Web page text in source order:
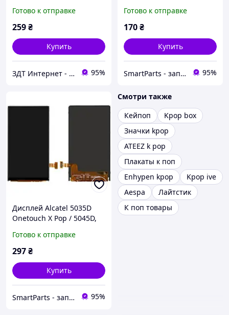
Готово к отправке
259₴
Купить
ЗДТ Интернет - магазин Запчастей и аксессуаров Для Телефонов 95%
/Vodafone Smart mini
(Vodafone 875), 25 pin
Готово к отправке
170₴
Купить
SmartParts - запчасти для мобильных телефонов и планшетов 95%
Дисплей Alcatel 5035D
Onetouch X Pop / 5045D,
Готово к отправке
297₴
Купить
SmartParts - запчасти для мобильных телефонов и планшетов 95%
Смотри также
Кейпоп
Kpop box
Значки kpop
ATEEZ k pop
Плакаты к поп
Enhypen kpop
Kpop ive
Aespa
Лайтстик
К поп товары